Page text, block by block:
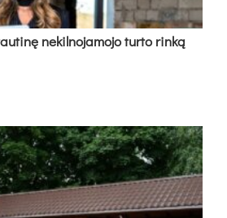
nekilnojamojo turto rinką